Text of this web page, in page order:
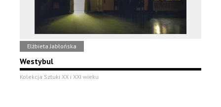
Elżbieta Jabłońska
Westybul
Kolekcja Sztuki XX i XXI wieku